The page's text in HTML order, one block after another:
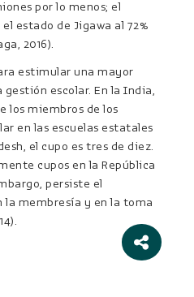
por lo menos; el
estado de Jigawa al 72%
2016).
estimular una mayor
escolar. En la India,
los miembros de los
en las escuelas estatales
el cupo es tres de diez.
cupos en la República
persiste el
la membresía y en la toma